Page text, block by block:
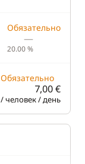
Обязательно
—
20.00 %
Обязательно
7,00 €
/ человек / день